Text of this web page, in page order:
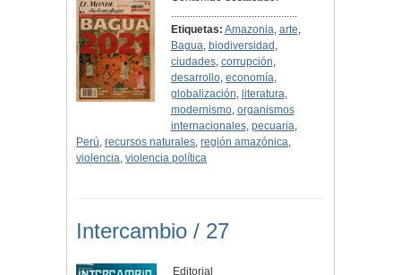
...............................................
Etiquetas: Amazonia, arte,
Bagua, biodiversidad ,
ciudades, corrupción,
desarrollo, economía,
globalización, literatura,
modernismo, organismos
internacionales, pecuaria,
Perú, recursos naturales, región amazónica,
violencia, violencia política
Intercambio / 27
Editorial